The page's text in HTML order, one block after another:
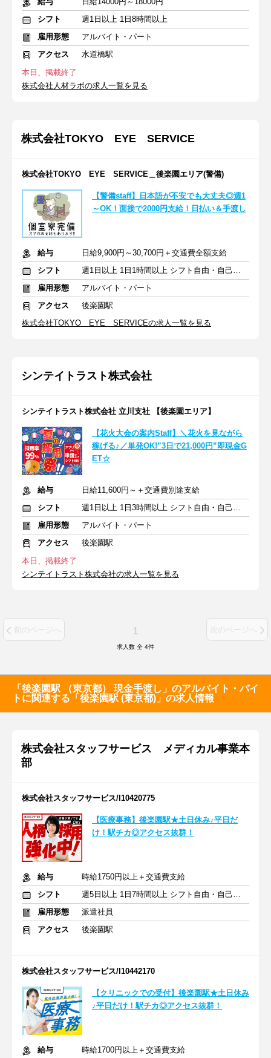
シフト
週1日以上 1日8時間以上
雇用形態
アルバイト・パート
アクセス
水道橋駅
本日、掲載終了
株式会社人材ラボの求人一覧を見る
株式会社TOKYO EYE SERVICE
株式会社TOKYO EYE SERVICE＿後楽園エリア(警備)
【警備staff】日本語が不安でも大丈夫◎週1
～OK！面接で2000円支給！日払い＆手渡し
給与
日給9,900円～30,700円＋交通費全額支給
シフト
週1日以上 1日1時間以上 シフト自由・自己申告
雇用形態
アルバイト・パート
アクセス
後楽園駅
株式会社TOKYO EYE SERVICEの求人一覧を見る
シンテイトラスト株式会社
シンテイトラスト株式会社 立川支社 【後楽園エリア】
【花火大会の案内Staff】＼花火を見ながら
稼げる♪／単発OK!”3日で21,000円”即現金G
ET☆
給与
日給11,600円～＋交通費別途支給
シフト
週1日以上 1日3時間以上 シフト自由・自己申告
雇用形態
アルバイト・パート
アクセス
後楽園駅
本日、掲載終了
シンテイトラスト株式会社の求人一覧を見る
前のページへ 1 次のページへ
求人数 全 4件
「後楽園駅 （東京都） 現金手渡し」のアルバイト・バイ
トに関連する「後楽園駅 (東京都)」の求人情報
株式会社スタッフサービス メディカル事業本
部
株式会社スタッフサービス/I10420775
【医療事務】後楽園駅★土日休み♪平日だ
け！駅チカ◎アクセス抜群！
給与
時給1750円以上＋交通費支給
シフト
週5日以上 1日7時間以上 シフト自由・自己申告
雇用形態
派遣社員
アクセス
後楽園駅
株式会社スタッフサービス/I10442170
【クリニックでの受付】後楽園駅★土日休み
♪平日だけ！駅チカ◎アクセス抜群！
給与 時給1700円以上＋交通費支給